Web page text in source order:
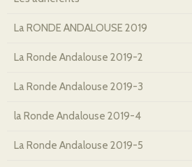
La RONDE ANDALOUSE 2019
La Ronde Andalouse 2019-2
La Ronde Andalouse 2019-3
la Ronde Andalouse 2019-4
La Ronde Andalouse 2019-5